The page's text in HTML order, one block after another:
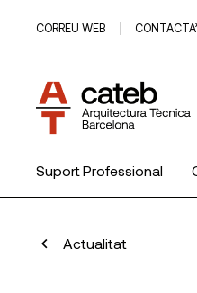
CORREU WEB
Suport Professional
Actualitat